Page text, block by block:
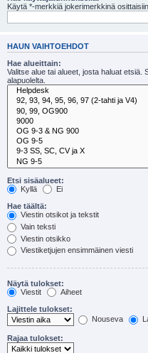
Käytä *-merkkiä jokerimerkkinä
HAUN VAIHTOEHDOT
Hae alueittain:
Valitse alue tai alueet, josta haluat etsiä.
alapuolelta.
Etsi sisäalueet:
Kyllä
Ei
Hae täältä:
Viestin otsikot ja tekstit
Vain teksti
Viestin otsikko
Viestiketjujen ensimmäinen viesti
Näytä tulokset:
Viestit
Aiheet
Lajittele tulokset:
Nouseva
Rajaa tulokset: